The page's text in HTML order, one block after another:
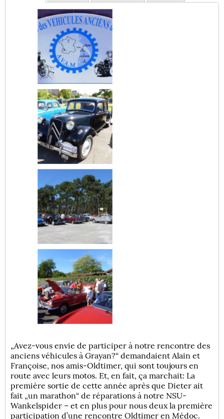
„Avez-vous envie de participer à notre rencontre des
anciens véhicules à Grayan?“ demandaient Alain et
Françoise, nos amis-Oldtimer, qui sont toujours en
route avec leurs motos. Et, en fait, ça marchait: La
première sortie de cette année après que Dieter ait
fait „un marathon“ de réparations à notre NSU-
Wankelspider – et en plus pour nous deux la première
participation d’une rencontre Oldtimer en Médoc.